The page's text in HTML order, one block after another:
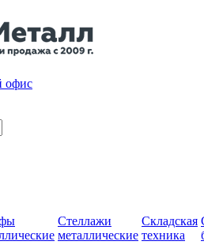
офис
Стеллажи
металлические
Складская
техника